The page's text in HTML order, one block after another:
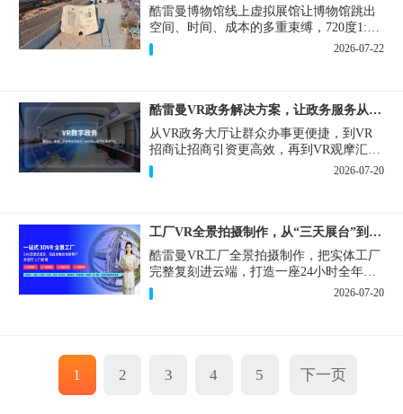
酷雷曼博物馆线上虚拟展馆让博物馆跳出
空间、时间、成本的多重束缚，720度1:1
实景复刻的VR数字展厅，已经成为博物馆
数字化刚需新基建。
2026-07-22
酷雷曼VR政务解决方案，让政务服务从“看得见”开始
从VR政务大厅让群众办事更便捷，到VR
招商让招商引资更高效，再到VR观摩汇报
让政务成果更直观，酷雷曼VR政务解决方
案，解锁政务服务新体验，让服务从“看得
2026-07-20
工厂VR全景拍摄制作，从“三天展台”到“全时在线”
酷雷曼VR工厂全景拍摄制作，把实体工厂
完整复刻进云端，打造一座24小时全年无
休、不限面积、不限展品的线上展厅，改
写工厂营销获客模式。
2026-07-20
1 2 3 4 5 下一页